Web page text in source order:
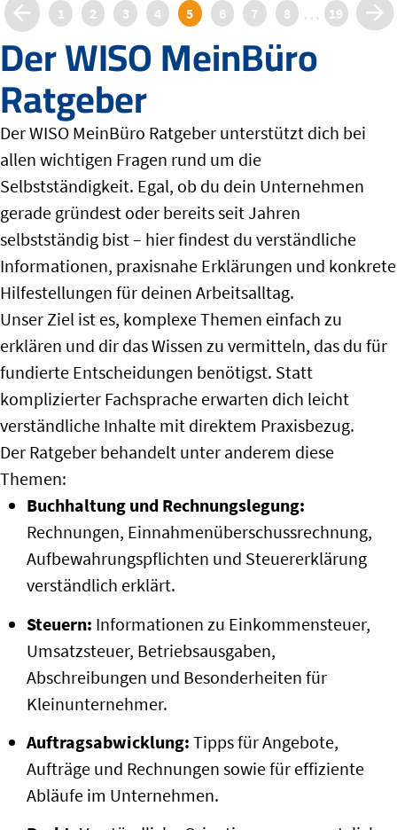
1 2 3 4 5 6 7 8 … 19
Der WISO MeinBüro
Ratgeber
Der WISO MeinBüro Ratgeber unterstützt dich bei
allen wichtigen Fragen rund um die
Selbstständigkeit. Egal, ob du dein Unternehmen
gerade gründest oder bereits seit Jahren
selbstständig bist – hier findest du verständliche
Informationen, praxisnahe Erklärungen und konkrete
Hilfestellungen für deinen Arbeitsalltag.
Unser Ziel ist es, komplexe Themen einfach zu
erklären und dir das Wissen zu vermitteln, das du für
fundierte Entscheidungen benötigst. Statt
komplizierter Fachsprache erwarten dich leicht
verständliche Inhalte mit direktem Praxisbezug.
Der Ratgeber behandelt unter anderem diese
Themen:
Buchhaltung und Rechnungslegung:
Rechnungen, Einnahmenüberschussrechnung,
Aufbewahrungspflichten und Steuererklärung
verständlich erklärt.
Steuern: Informationen zu Einkommensteuer,
Umsatzsteuer, Betriebsausgaben,
Abschreibungen und Besonderheiten für
Kleinunternehmer.
Auftragsabwicklung: Tipps für Angebote,
Aufträge und Rechnungen sowie für effiziente
Abläufe im Unternehmen.